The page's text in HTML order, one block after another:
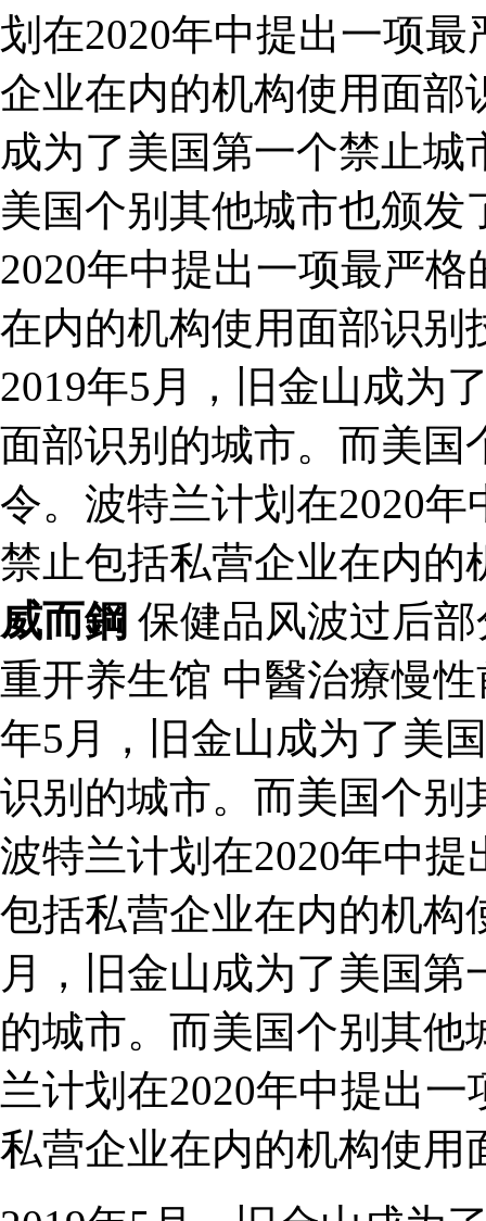
划在2020年中提出一项
企业在内的机构使用面部
成为了美国第一个禁止
美国个别其他城市也颁
2020年中提出一项最严
在内的机构使用面部识别
2019年5月，旧金山成为
面部识别的城市。而美国
令。波特兰计划在2020
禁止包括私营企业在内
威而鋼 保健品风波过后
重开养生馆 中醫治療慢
年5月，旧金山成为了美
识别的城市。而美国个别
波特兰计划在2020年中
包括私营企业在内的机构
月，旧金山成为了美国
的城市。而美国个别其
兰计划在2020年中提出
私营企业在内的机构使用